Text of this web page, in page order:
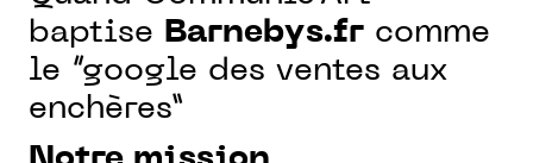
baptise
Barnebys.fr comme
le “google des ventes aux
enchères”